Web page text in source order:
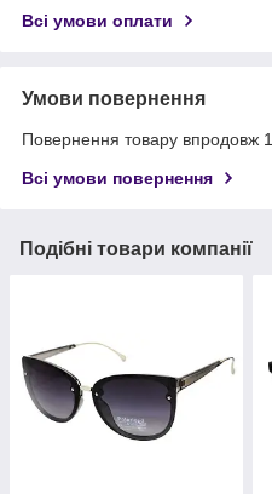
Всі умови оплати
Умови повернення
Повернення товару впродовж
Всі умови повернення
Подібні товари компанії